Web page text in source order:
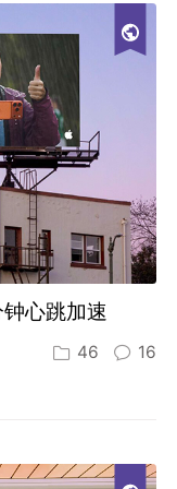
心跳加速
46 16